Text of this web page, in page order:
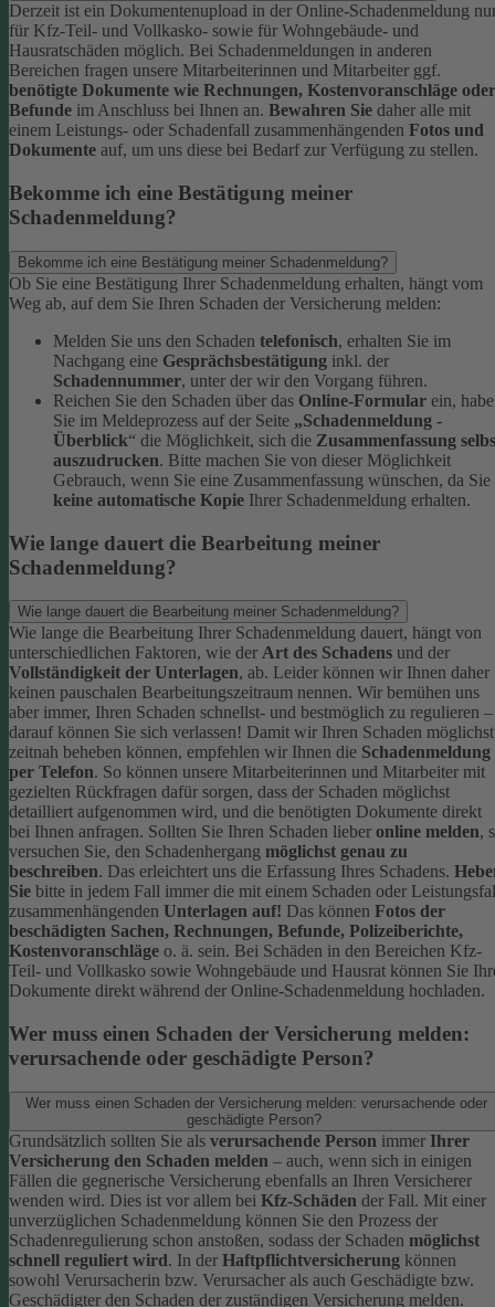
Derzeit ist ein Dokumentenupload in der Online-Schadenmeldung
für Kfz-Teil- und Vollkasko- sowie für Wohngebäude- und
Hausratschäden möglich. Bei Schadenmeldungen in anderen
Bereichen fragen unsere Mitarbeiterinnen und Mitarbeiter ggf.
benötigte Dokumente wie Rechnungen, Kostenvoranschläge oder
Befunde im Anschluss bei Ihnen an. Bewahren Sie daher alle mit
einem Leistungs- oder Schadenfall zusammenhängenden Fotos und
Dokumente auf, um uns diese bei Bedarf zur Verfügung zu stellen.
Bekomme ich eine Bestätigung meiner
Schadenmeldung?
Bekomme ich eine Bestätigung meiner Schadenmeldung?
Ob Sie eine Bestätigung Ihrer Schadenmeldung erhalten, hängt vom
Weg ab, auf dem Sie Ihren Schaden der Versicherung melden:
Melden Sie uns den Schaden telefonisch, erhalten Sie im
Nachgang eine Gesprächsbestätigung inkl. der
Schadennummer, unter der wir den Vorgang führen.
Reichen Sie den Schaden über das Online-Formular ein,
Sie im Meldeprozess auf der Seite „Schadenmeldung -
Überblick“ die Möglichkeit, sich die Zusammenfassung
auszudrucken. Bitte machen Sie von dieser Möglichkeit
Gebrauch, wenn Sie eine Zusammenfassung wünschen, da Sie
keine automatische Kopie Ihrer Schadenmeldung erhalten.
Wie lange dauert die Bearbeitung meiner
Schadenmeldung?
Wie lange dauert die Bearbeitung meiner Schadenmeldung?
Wie lange die Bearbeitung Ihrer Schadenmeldung dauert, hängt von
unterschiedlichen Faktoren, wie der Art des Schadens und der
Vollständigkeit der Unterlagen, ab. Leider können wir Ihnen daher
keinen pauschalen Bearbeitungszeitraum nennen. Wir bemühen uns
aber immer, Ihren Schaden schnellst- und bestmöglich zu regulieren –
darauf können Sie sich verlassen! Damit wir Ihren Schaden möglichst
zeitnah beheben können, empfehlen wir Ihnen die Schadenmeldung
per Telefon. So können unsere Mitarbeiterinnen und Mitarbeiter mit
gezielten Rückfragen dafür sorgen, dass der Schaden möglichst
detailliert aufgenommen wird, und die benötigten Dokumente direkt
bei Ihnen anfragen. Sollten Sie Ihren Schaden lieber online melden,
versuchen Sie, den Schadenhergang möglichst genau zu
beschreiben. Das erleichtert uns die Erfassung Ihres Schadens.
Sie bitte in jedem Fall immer die mit einem Schaden oder
zusammenhängenden Unterlagen auf! Das können Fotos der
beschädigten Sachen, Rechnungen, Befunde, Polizeiberichte,
Kostenvoranschläge o. ä. sein. Bei Schäden in den Bereichen Kfz-
Teil- und Vollkasko sowie Wohngebäude und Hausrat können Sie
Dokumente direkt während der Online-Schadenmeldung hochladen.
Wer muss einen Schaden der Versicherung melden:
verursachende oder geschädigte Person?
Wer muss einen Schaden der Versicherung melden: verursachende oder
geschädigte Person?
Grundsätzlich sollten Sie als verursachende Person immer Ihrer
Versicherung den Schaden melden – auch, wenn sich in einigen
Fällen die gegnerische Versicherung ebenfalls an Ihren Versicherer
wenden wird. Dies ist vor allem bei Kfz-Schäden der Fall. Mit einer
unverzüglichen Schadenmeldung können Sie den Prozess der
Schadenregulierung schon anstoßen, sodass der Schaden möglichst
schnell reguliert wird. In der Haftpflichtversicherung können
sowohl Verursacherin bzw. Verursacher als auch Geschädigte bzw.
Geschädigter den Schaden der zuständigen Versicherung melden.